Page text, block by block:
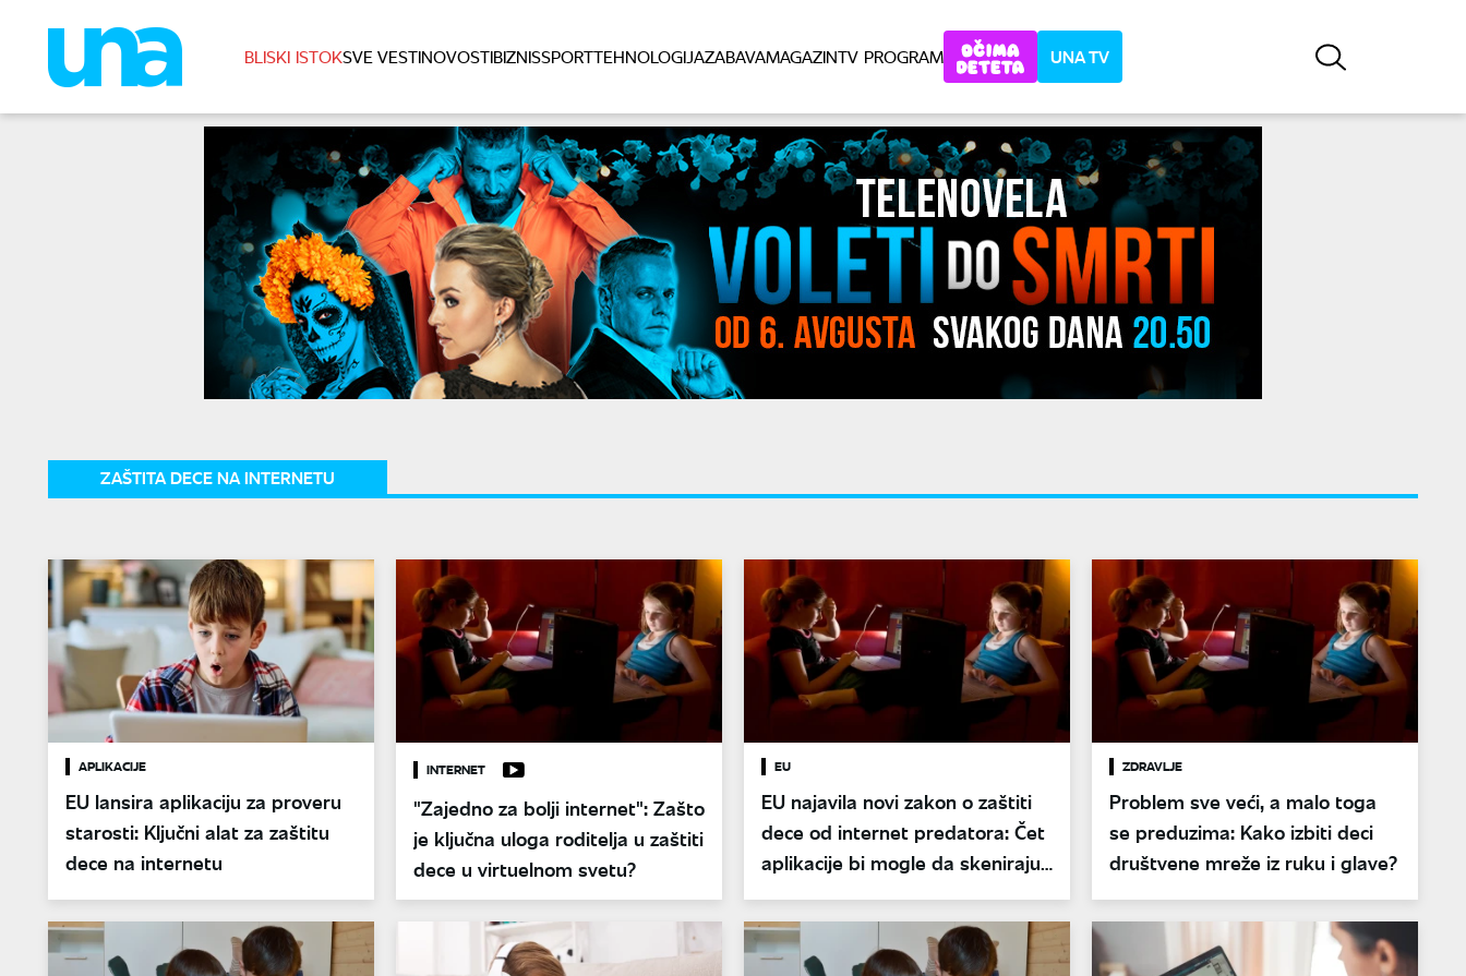
BLISKI ISTOKSVE VESTINOVOSTIBIZNISSPORTTEHNOLOGIJAZABAVAMAGAZINTV PROGRAM UNA TV
ZAŠTITA DECE NA INTERNETU
APLIKACIJE
EU lansira aplikaciju za proveru
starosti: Ključni alat za zaštitu
dece na internetu
INTERNET
"Zajedno za bolji internet": Zašto
je ključna uloga roditelja u zaštiti
dece u virtuelnom svetu?
EU
EU najavila novi zakon o zaštiti
dece od internet predatora: Čet
aplikacije bi mogle da skeniraju
svaku poruku
ZDRAVLJE
Problem sve veći, a malo toga
se preduzima: Kako izbiti deci
društvene mreže iz ruku i glave?